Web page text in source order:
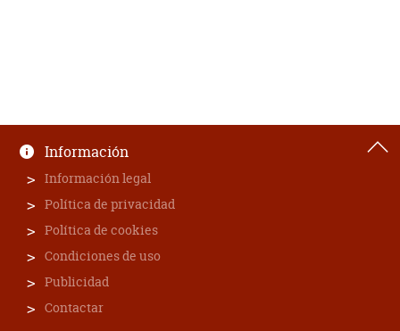
Información
Información legal
Política de privacidad
Política de cookies
Condiciones de uso
Publicidad
Contactar